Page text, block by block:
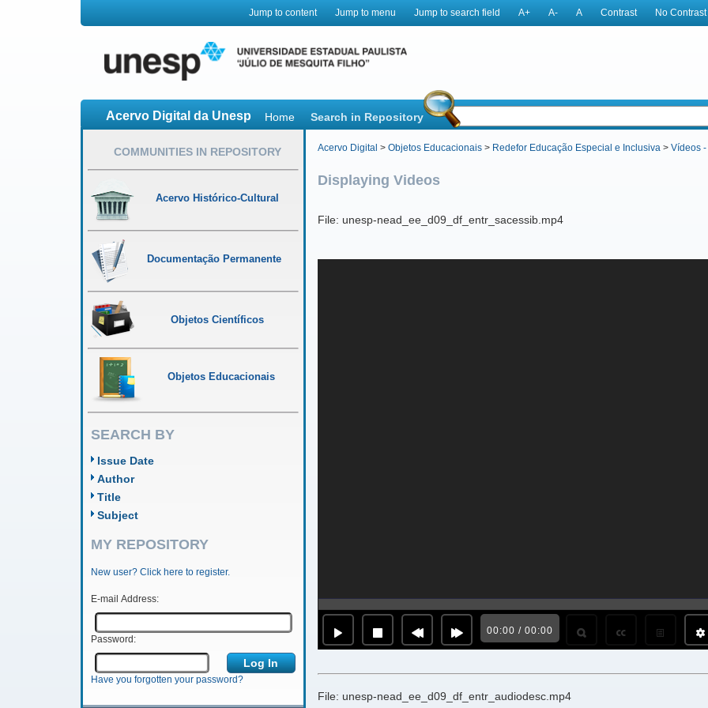
Jump to content Jump to menu Jump to search field A+ A- A Contrast No Contrast
Acervo Digital da Unesp Home Search in Repository
COMMUNITIES IN REPOSITORY
Acervo Histórico-Cultural
Documentação Permanente
Objetos Científicos
Objetos Educacionais
SEARCH BY
Issue Date
Author
Title
Subject
MY REPOSITORY
New user? Click here to register.
E-mail Address:
Password:
Have you forgotten your password?
Acervo Digital > Objetos Educacionais > Redefor Educação Especial e Inclusiva > Vídeos
Displaying Videos
File: unesp-nead_ee_d09_df_entr_sacessib.mp4
00:00 / 00:00
File: unesp-nead_ee_d09_df_entr_audiodesc.mp4